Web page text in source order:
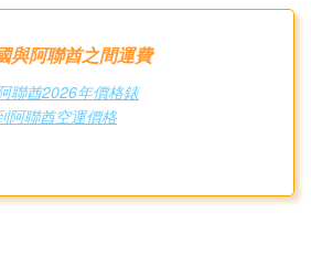
與阿聯酋之間運費
聯酋2026年價格錶
阿聯酋空運價格